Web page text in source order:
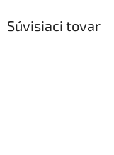
Súvisiaci tovar